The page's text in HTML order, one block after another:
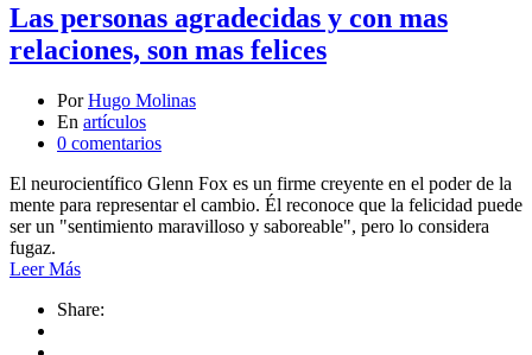
Las personas agradecidas y con mas
relaciones, son mas felices
Por Hugo Molinas
En artículos
0 comentarios
El neurocientífico Glenn Fox es un firme creyente en el poder de la
mente para representar el cambio. Él reconoce que la felicidad puede
ser un "sentimiento maravilloso y saboreable", pero lo considera
fugaz.
Leer Más
Share: